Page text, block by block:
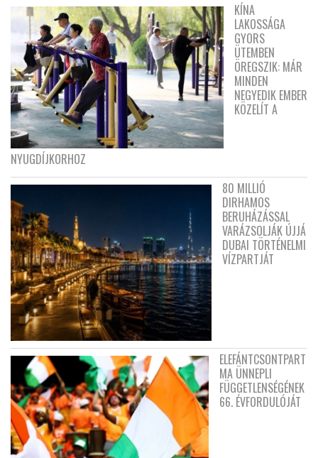
KÍNA
LAKOSSÁGA
GYORS
ÜTEMBEN
ÖREGSZIK: MÁR
MINDEN
NEGYEDIK EMBER
KÖZELÍT A
NYUGDÍJKORHOZ
80 MILLIÓ
DIRHAMOS
BERUHÁZÁSSAL
VARÁZSOLJÁK ÚJJÁ
DUBAI TÖRTÉNELMI
VÍZPARTJÁT
ELEFÁNTCSONTPART
MA ÜNNEPLI
FÜGGETLENSÉGÉNEK
66. ÉVFORDULÓJÁT